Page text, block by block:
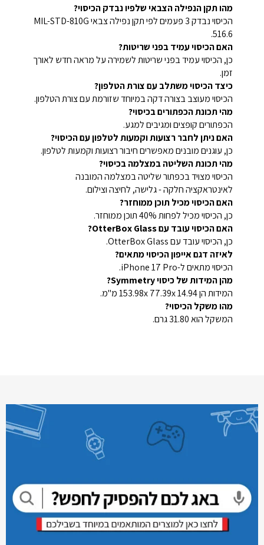
מהו תקן הנפילה הצבאי שלפיו נבדק הכיסוי?
הכיסוי נבדק 3 פעמים לפי תקן נפילה צבאי MIL-STD-810G
516.6.
האם הכיסוי עמיד בפני שריטות?
כן, הכיסוי עמיד בפני שריטות לשמירה על מראה חדש לאורך
זמן.
כיצד הכיסוי משתלב עם צורת הטלפון?
הכיסוי מעוצב בצורה דקה במיוחד שזורמת עם צורת הטלפון.
מהי תכונת הכפתורים בכיסוי?
הכפתורים קופצים ומגיבים למגע.
האם ניתן לחבר רצועות וקמעות לטלפון עם הכיסוי?
כן, עוגנים מובנים מאפשרים חיבור רצועות וקמעות לטלפון.
מהי תכונת השליטה במצלמה בכיסוי?
הכיסוי מצויד בכפתור שליטה במצלמה המובנה
לאינטראקציה חלקה - גלישה, לחיצה וצילום.
האם הכיסוי מכיל תוכן ממוחזר?
כן, הכיסוי מכיל לפחות 40% תוכן ממוחזר.
האם הכיסוי עובד עם OtterBox Glass?
כן, הכיסוי עובד עם OtterBox Glass.
לאיזה דגם אייפון הכיסוי מתאים?
הכיסוי מתאים ל-iPhone 17 Pro.
מהן המידות של כיסוי Symmetry?
המידות הן 153.98x 77.39x 14.94 מ"מ.
מהו משקל הכיסוי?
המשקל הוא 31.80 גרם.